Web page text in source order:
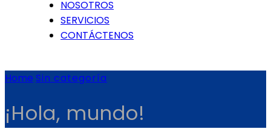
NOSOTROS
SERVICIOS
CONTÁCTENOS
Home Sin categoría
¡Hola, mundo!